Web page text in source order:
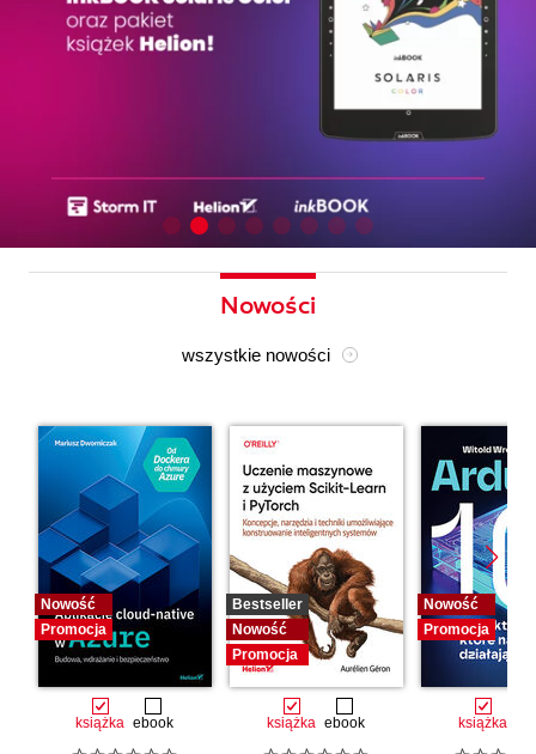
Nowości
wszystkie nowości
Nowość
Promocja
książka ebook
Bestseller
Nowość
Promocja
książka ebook
Nowość
Promocja
książka